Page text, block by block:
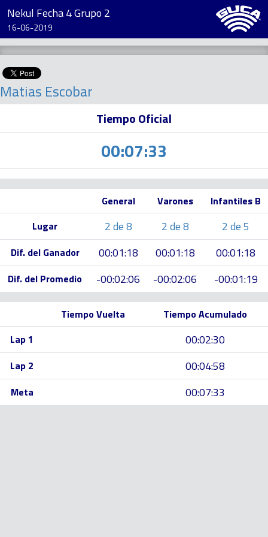
Nekul Fecha 4 Grupo 2
16-06-2019
Matias Escobar
Tiempo Oficial
00:07:33
General Varones
Infantiles B
Lugar
2 de 8 2 de 8 2 de 5
Dif. del Ganador 00:01:18 00:01:18 00:01:18
Dif. del Promedio -00:02:06 -00:02:06 -00:01:19
Tiempo Vuelta
Tiempo Acumulado
Lap 1
00:02:30
Lap 2 00:04:58
Meta 00:07:33